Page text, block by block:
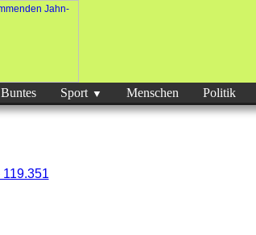
Buntes Sport Menschen Politik